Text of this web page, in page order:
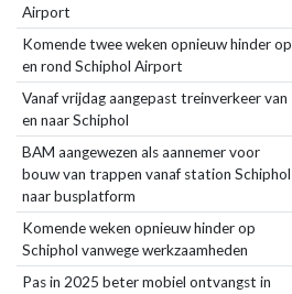
Airport
Komende twee weken opnieuw hinder op
en rond Schiphol Airport
Vanaf vrijdag aangepast treinverkeer van
en naar Schiphol
BAM aangewezen als aannemer voor
bouw van trappen vanaf station Schiphol
naar busplatform
Komende weken opnieuw hinder op
Schiphol vanwege werkzaamheden
Pas in 2025 beter mobiel ontvangst in